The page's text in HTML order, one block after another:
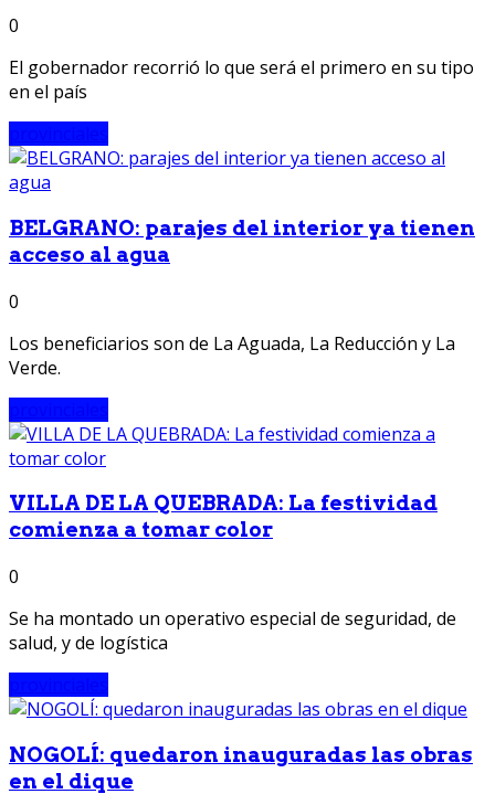
0
El gobernador recorrió lo que será el primero en su tipo
en el país
BELGRANO: parajes del interior ya tienen
acceso al agua
0
Los beneficiarios son de La Aguada, La Reducción y La
Verde.
VILLA DE LA QUEBRADA: La festividad
comienza a tomar color
0
Se ha montado un operativo especial de seguridad, de
salud, y de logística
NOGOLÍ: quedaron inauguradas las obras
en el dique